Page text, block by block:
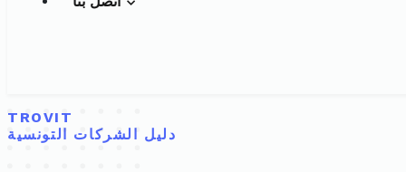
TROVIT
دليل الشركات التونسية